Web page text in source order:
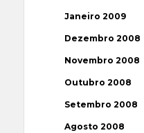
Janeiro 2009
Dezembro 2008
Novembro 2008
Outubro 2008
Setembro 2008
Agosto 2008